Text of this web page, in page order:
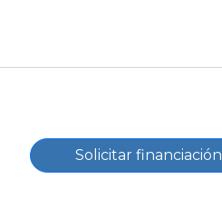
Solicitar financiación